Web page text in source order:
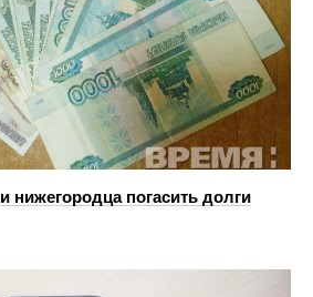
нижегородца погасить долги